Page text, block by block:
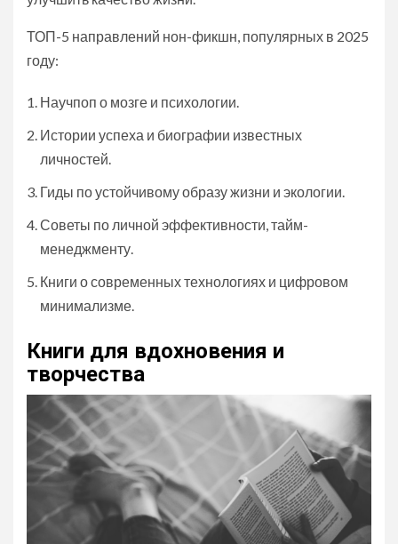
ТОП-5 направлений нон-фикшн, популярных в 2025
году:
Научпоп о мозге и психологии.
Истории успеха и биографии известных
личностей.
Гиды по устойчивому образу жизни и экологии.
Советы по личной эффективности, тайм-
менеджменту.
Книги о современных технологиях и цифровом
минимализме.
Книги для вдохновения и
творчества